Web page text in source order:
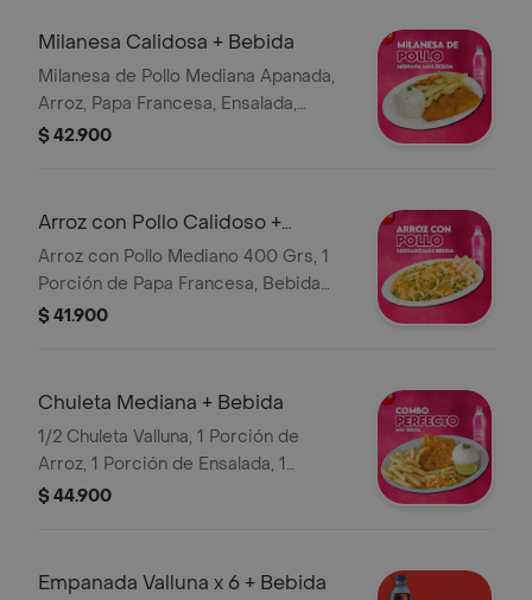
Milanesa Calidosa + Bebida
Milanesa de Pollo Mediana Apanada,
Arroz, Papa Francesa, Ensalada,
Bebida Personal
$ 42.900
Arroz con Pollo Calidoso +
Bebida
Arroz con Pollo Mediano 400 Grs, 1
Porción de Papa Francesa, Bebida
Personal
$ 41.900
Chuleta Mediana + Bebida
1/2 Chuleta Valluna, 1 Porción de
Arroz, 1 Porción de Ensalada, 1
Porción de Papa Francesa, Bebida
$ 44.900
Empanada Valluna x 6 + Bebida